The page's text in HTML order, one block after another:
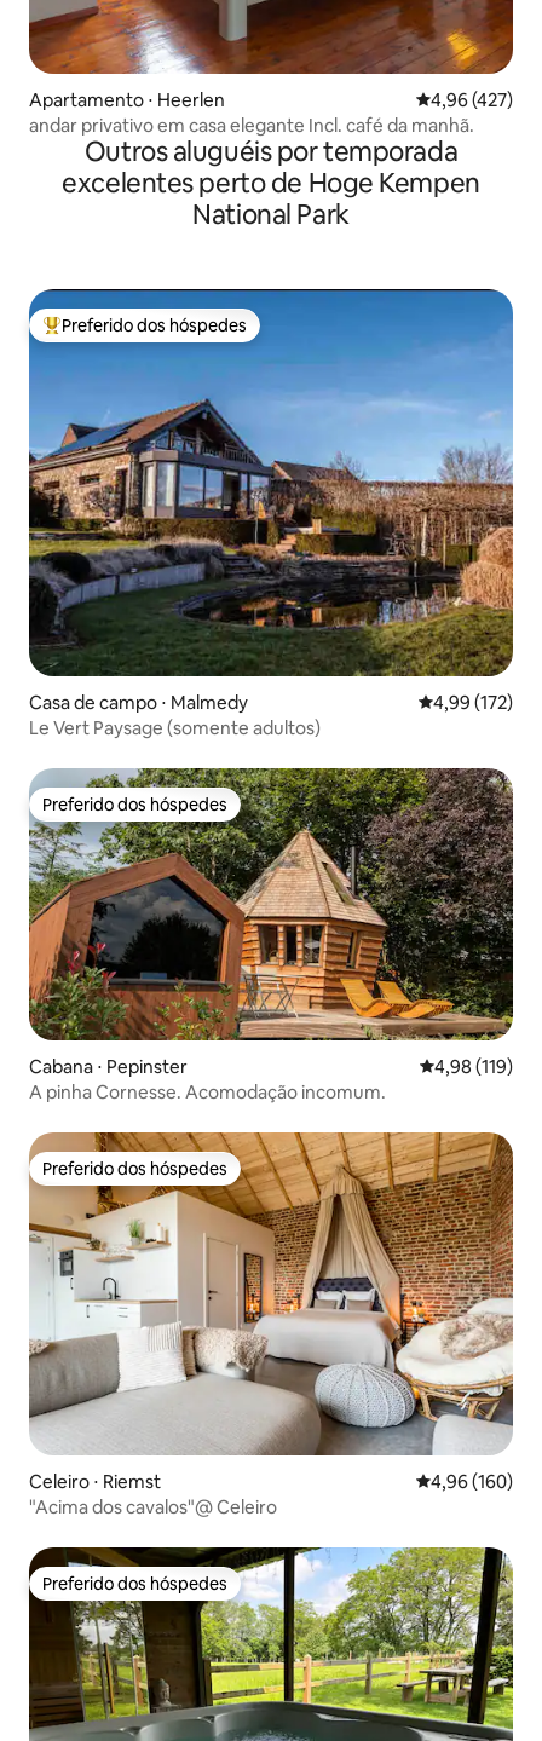
Apartamento ⋅ Heerlen 4,96 de uma
4,96 (427)
andar privativo em casa elegante Incl. café da manhã.
Outros aluguéis por temporada
excelentes perto de Hoge Kempen
National Park
Entre os melhores preferidos dos hóspedes
Preferido dos hóspedes
Casa de campo ⋅ Malmedy 4,99 de uma
4,99 (172)
Le Vert Paysage (somente adultos)
Preferido dos hóspedes
Preferido dos hóspedes
Cabana ⋅ Pepinster 4,98 de uma
4,98 (119)
A pinha Cornesse. Acomodação incomum.
Preferido dos hóspedes
Preferido dos hóspedes
Celeiro ⋅ Riemst 4,96 de uma
4,96 (160)
"Acima dos cavalos"@ Celeiro
Preferido dos hóspedes
Preferido dos hóspedes